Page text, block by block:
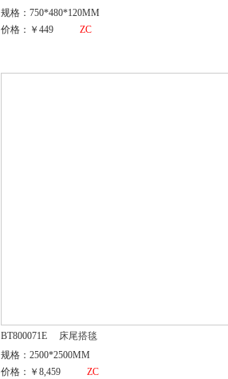
规格：750*480*120MM
价格：￥449
ZC
BT800071E
床尾搭毯
规格：2500*2500MM
价格：￥8,459
ZC